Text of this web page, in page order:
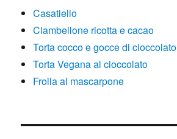
Casatiello
Ciambellone ricotta e cacao
Torta cocco e gocce di cioccolato
Torta Vegana al cioccolato
Frolla al mascarpone